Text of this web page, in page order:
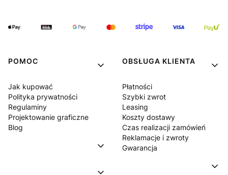
POMOC
Jak kupować
Polityka prywatności
Regulaminy
Projektowanie graficzne
Blog
OBSŁUGA KLIENTA
Płatności
Szybki zwrot
Leasing
Koszty dostawy
Czas realizacji zamówień
Reklamacje i zwroty
Gwarancja